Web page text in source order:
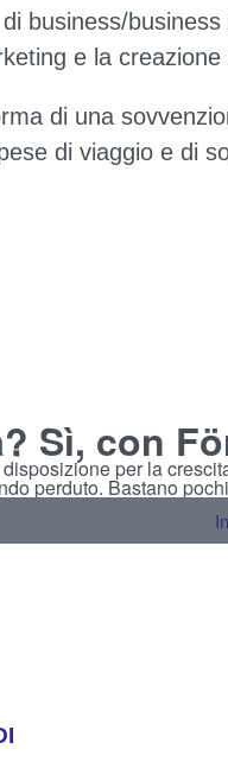
business/
e la creazione
di una
di viaggio e di
Sì, con
per la
perduto. Bastano